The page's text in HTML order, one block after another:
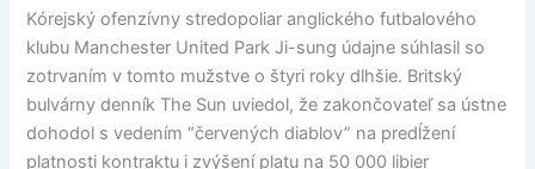
Kórejský ofenzívny stredopoliar anglického futbalového
klubu Manchester United Park Ji-sung údajne súhlasil so
zotrvaním v tomto mužstve o štyri roky dlhšie. Britský
bulvárny denník The Sun uviedol, že zakončovateľ sa ústne
dohodol s vedením “červených diablov” na predĺžení
platnosti kontraktu i zvýšení platu na 50 000 libier